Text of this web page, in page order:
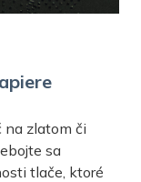
na zlatom či
sa
tlače, ktoré